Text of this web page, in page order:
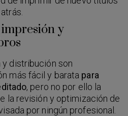
y
distribución son
más fácil y barata para
, pero no por ello la
la revisión y optimización de
por ningún profesional.